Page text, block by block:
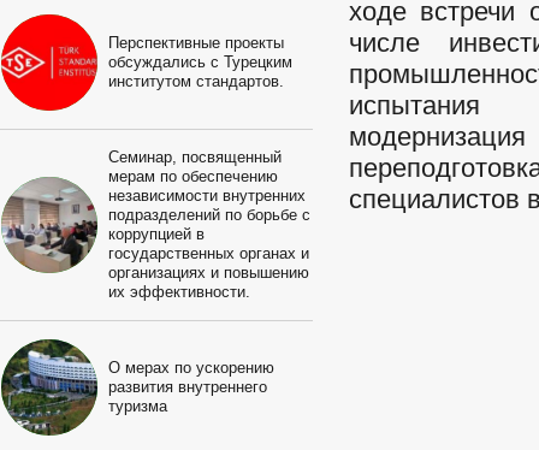
Перспективные проекты
обсуждались с Турецким
институтом стандартов.
Семинар, посвященный
мерам по обеспечению
независимости внутренних
подразделений по борьбе с
коррупцией в
государственных органах и
организациях и повышению
их эффективности.
О мерах по ускорению
развития внутреннего
туризма
ходе встречи
числе
испытания
специалистов